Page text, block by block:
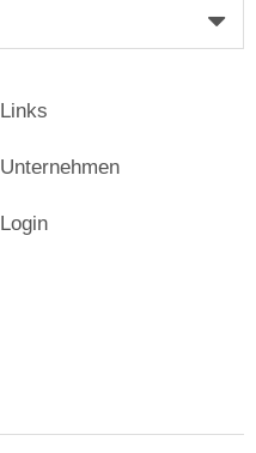
Links
Unternehmen
Login